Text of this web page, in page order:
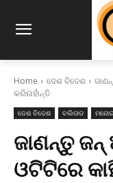
Home ଦେଶ ବିଦେଶ
କରିନାହାଁନ୍ତି
ଦେଶ ବିଦେଶ ବଲିଉଡ
ଜାଣନ୍ତୁ
ଓଟିଟିରେ